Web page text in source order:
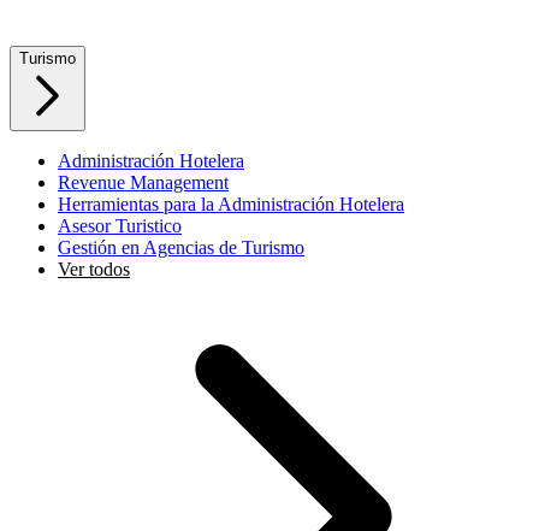
Turismo
Administración Hotelera
Revenue Management
Herramientas para la Administración Hotelera
Asesor Turistico
Gestión en Agencias de Turismo
Ver todos